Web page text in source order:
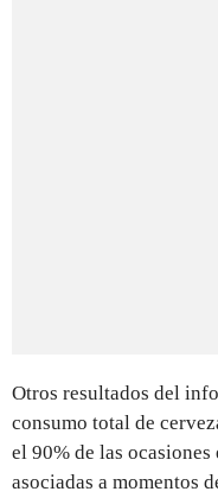
Otros resultados del
consumo total de
el 90% de las ocasiones
asociadas a momentos